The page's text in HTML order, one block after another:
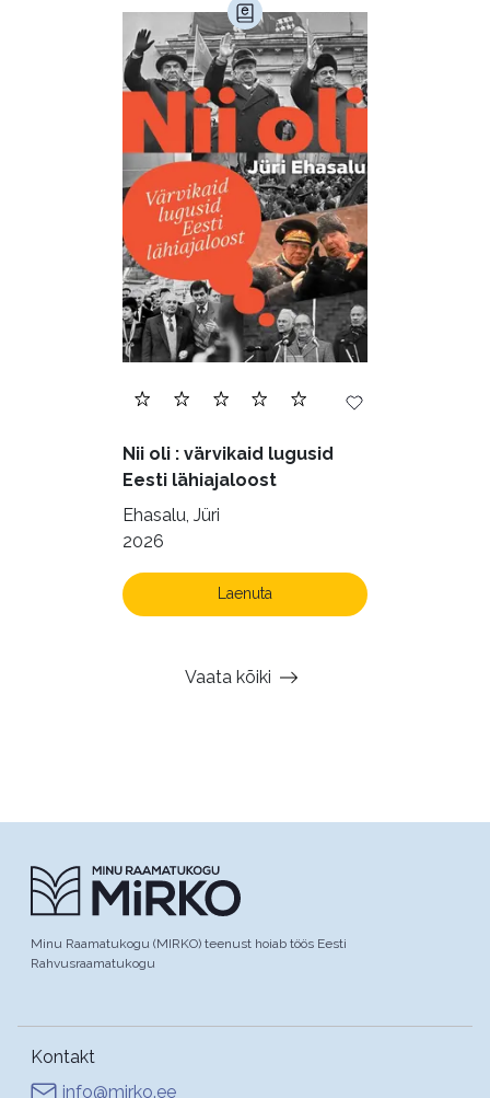
Nii oli : värvikaid lugusid
Eesti lähiajaloost
Ehasalu, Jüri
2026
Laenuta
Vaata kõiki
Minu Raamatukogu (MIRKO) teenust hoiab töös Eesti
Rahvusraamatukogu
Kontakt
info@mirko.ee